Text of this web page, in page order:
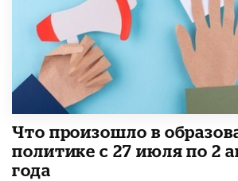
​Что произошло в
политике с 27 июля по 2
года